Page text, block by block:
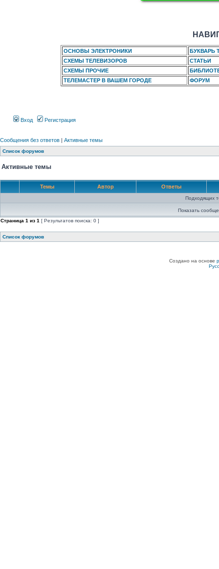
ОСНОВЫ ЭЛЕКТРОНИКИ
БУКВАРЬ
СХЕМЫ ТЕЛЕВИЗОРОВ
СТАТЬИ
СХЕМЫ ПРОЧИЕ
ТЕЛЕМАСТЕР В ВАШЕМ ГОРОДЕ
ФОРУМ
Вход Регистрация
Сообщения без ответов | Активные темы
Список форумов
Активные темы
Темы Автор Ответы
Подходящих
Показать
Страница 1 из 1 [ Результатов поиска: 0 ]
Список форумов
Создано на основе